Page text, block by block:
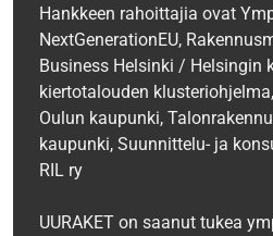
‍‍Hankkeen rahoittajia ovat
NextGenerationEU,
Business Helsinki / Helsingin
kiertotalouden
Oulun kaupunki,
kaupunki, Suunnittelu- ja
RIL‍ ry
UURAKET on saanut tukea